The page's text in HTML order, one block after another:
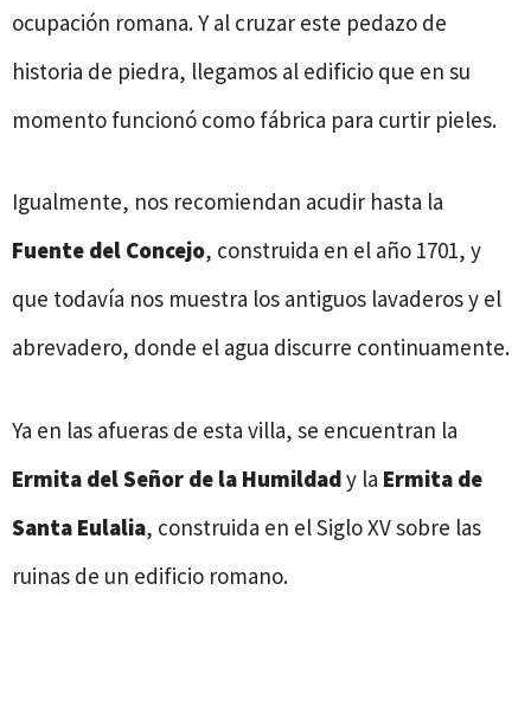
ocupación romana. Y al cruzar este pedazo de
historia de piedra, llegamos al edificio que en su
momento funcionó como fábrica para curtir pieles.
Igualmente, nos recomiendan acudir hasta la
Fuente del Concejo, construida en el año 1701, y
que todavía nos muestra los antiguos lavaderos y el
abrevadero, donde el agua discurre continuamente.
Ya en las afueras de esta villa, se encuentran la
Ermita del Señor de la Humildady la Ermita de
Santa Eulalia, construida en el Siglo XV sobre las
ruinas de un edificio romano.